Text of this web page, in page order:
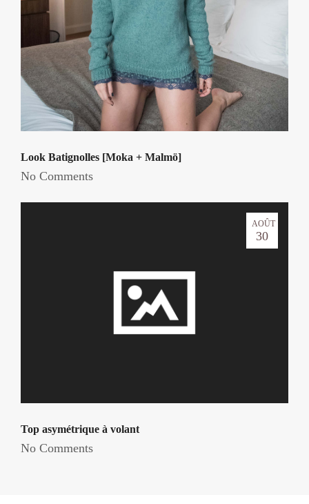
Look Batignolles [Moka + Malmö]
No Comments
AOÛT
30
Top asymétrique à volant
No Comments